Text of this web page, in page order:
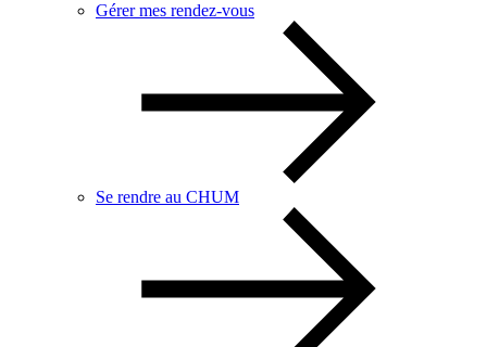
Gérer mes rendez-vous
Se rendre au CHUM